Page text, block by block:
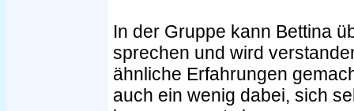
In der Gruppe kann Bettina
sprechen und wird
ähnliche Erfahrungen
auch ein wenig dabei, sich